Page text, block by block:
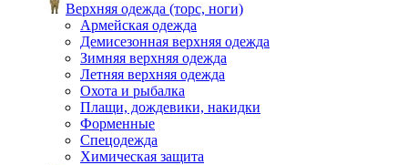
Верхняя одежда (торс, ноги)
Армейская одежда
Демисезонная верхняя одежда
Зимняя верхняя одежда
Летняя верхняя одежда
Охота и рыбалка
Плащи, дождевики, накидки
Форменные
Спецодежда
Химическая защита